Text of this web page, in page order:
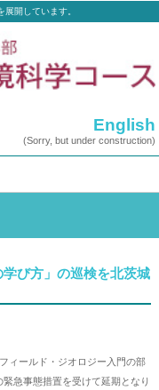
開しています。
English
(Sorry, but under construction)
び方」の巡検を北茨城
ィールド・ジオロジー入門の部
急事態措置を受けて延期となり